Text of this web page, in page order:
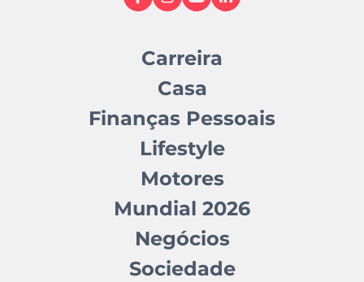
Carreira
Casa
Finanças Pessoais
Lifestyle
Motores
Mundial 2026
Negócios
Sociedade